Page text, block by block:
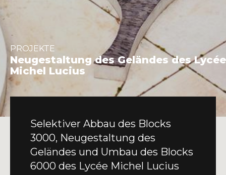
INFO@DAEDALUS.LU
PROJEKTE
Neugestaltung des Geländes des Lycée
Michel Lucius
Selektiver Abbau des Blocks
3000, Neugestaltung des
Geländes und Umbau des Blocks
6000 des Lycée Michel Lucius